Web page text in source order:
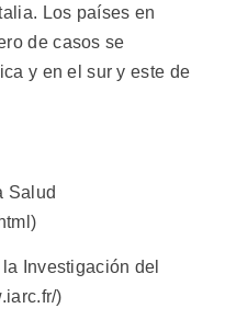
Los países en
de casos se
y en el sur y este de
Salud
Investigación del
)